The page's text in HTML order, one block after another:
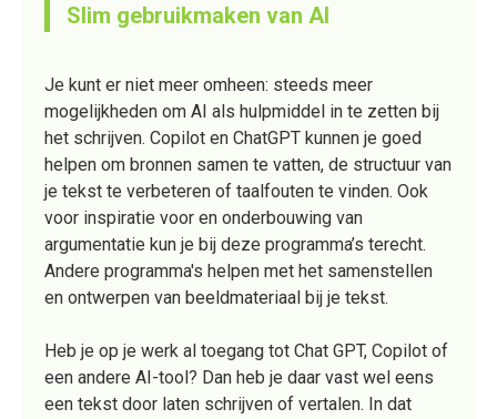
Slim gebruikmaken van AI
Je kunt er niet meer omheen: steeds meer
mogelijkheden om AI als hulpmiddel in te zetten bij
het schrijven. Copilot en ChatGPT kunnen je goed
helpen om bronnen samen te vatten, de structuur van
je tekst te verbeteren of taalfouten te vinden. Ook
voor inspiratie voor en onderbouwing van
argumentatie kun je bij deze programma’s terecht.
Andere programma's helpen met het samenstellen
en ontwerpen van beeldmateriaal bij je tekst.
Heb je op je werk al toegang tot Chat GPT, Copilot of
een andere AI-tool? Dan heb je daar vast wel eens
een tekst door laten schrijven of vertalen. In dat